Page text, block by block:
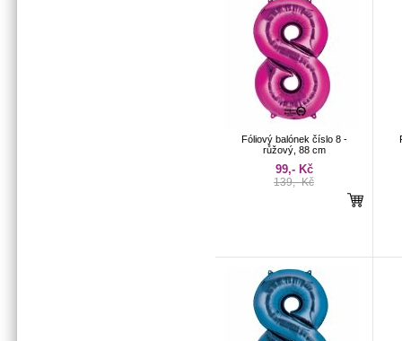
Fóliový balónek číslo 8 -
růžový, 88 cm
99,- Kč
139,- Kč